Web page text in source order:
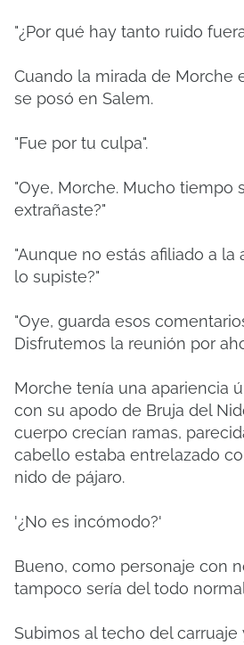
"¿Por qué hay tanto ruido
Cuando la mirada de Morche
se posó en Salem.
"Fue por tu culpa".
"Oye, Morche. Mucho tiempo
extrañaste?"
"Aunque no estás afiliado a la
lo supiste?"
"Oye, guarda esos
Disfrutemos la reunión por
Morche tenía una apariencia
con su apodo de Bruja del
cuerpo crecían ramas,
cabello estaba entrelazado
nido de pájaro.
'¿No es incómodo?'
Bueno, como personaje con
tampoco sería del todo
Subimos al techo del